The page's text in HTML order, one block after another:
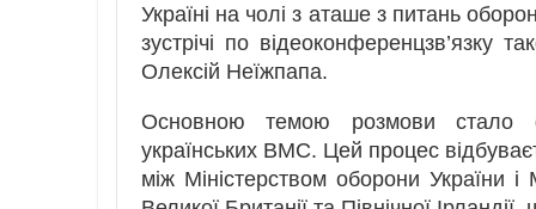
Україні на чолі з аташе з питань
зустрічі по відеоконференцзв’язку
Олексій Неїжпапа.
Основною темою розмови стало
українських ВМС. Цей процес
між Міністерством оборони України